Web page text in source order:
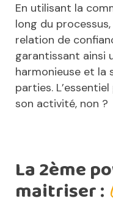
En utilisant la
long du
relation de
garantissant ainsi
harmonieuse et la
parties.
son activité, non ?
La 2ème
maitriser :